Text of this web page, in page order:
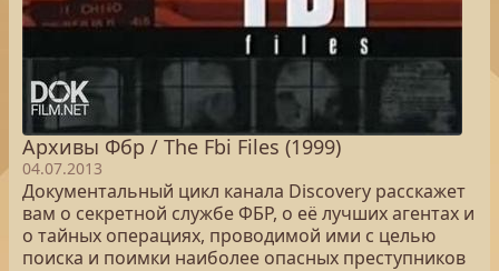
Архивы Фбр / The Fbi Files (1999)
04.07.2013
Документальный цикл канала Discovery расскажет
вам о секретной службе ФБР, о её лучших агентах и
о тайных операциях, проводимой ими с целью
поиска и поимки наиболее опасных преступников